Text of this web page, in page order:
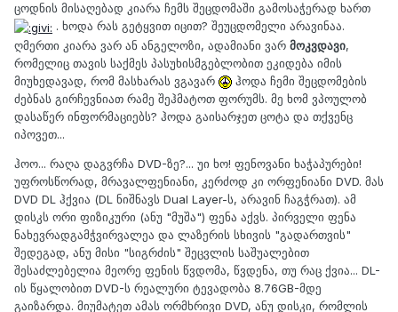
ცოდნის მისაღებად კიარა ჩემს შეცდომაში გამოსაჭერად ხართ
. ხოდა რას გეტყვით იცით? შეუცდომელი არავინაა.
ღმერთი კიარა ვარ ან ანგელოზი, ადამიანი ვარ მოკვდავი,
რომელიც თავის საქმეს პასუხისმგებლობით ეკიდება იმის
მიუხედავად, რომ მასხარას ვგავარ
ჰოდა ჩემი შეცდომების
ძებნას გირჩევნიათ რამე შეჰმატოთ ფორუმს. მე ხომ ვპოულობ
დასაწერ ინფორმაციებს? ჰოდა გაისარჯეთ ცოტა და თქვენც
იპოვეთ...
ჰოო... რაღა დაგვრჩა DVD-ზე?... უი ხო! ფენოვანი ხაჭაპურები!
უფროსწორად, მრავალფენიანი, კერძოდ კი ორფენიანი DVD. მას
DVD DL ჰქვია (DL ნიშნავს Dual Layer-ს, არავინ ჩაგჭრათ). ამ
დისკს ორი ფიზიკური (ანუ "მუშა") ფენა აქვს. პირველი ფენა
ნახევრადგამჭვირვალეა და ლაზერის სხივის "გადართვის"
შედეგად, ანუ მისი "სიგრძის" შეცვლის საშუალებით
შესაძლებელია მეორე ფენის წვდომა, წვდენა, თუ რაც ქვია... DL-
ის წყალობით DVD-ს რეალური ტევადობა 8.76GB-მდე
გაიზარდა. მიუმატეთ ამას ორმხრივი DVD, ანუ დისკი, რომლის